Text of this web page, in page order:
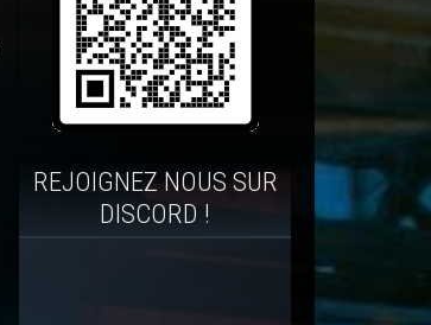
REJOIGNEZ NOUS SUR
DISCORD !